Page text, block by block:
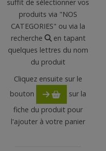
suffit de sélectionner vos
produits via "NOS
CATEGORIES" ou via la
recherche
en tapant
quelques lettres du nom
du produit
Cliquez ensuite sur le
bouton
sur la
fiche du produit pour
l'ajouter à votre panier